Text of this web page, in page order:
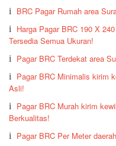
BRC Pagar Rumah area
Harga Pagar BRC 190 X
Tersedia Semua Ukuran!
Pagar BRC Terdekat area
Pagar BRC Minimalis kirim
Asli!
Pagar BRC Murah kirim
Berkualitas!
Pagar BRC Per Meter